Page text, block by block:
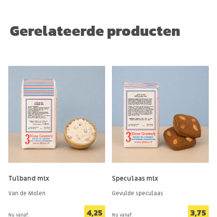
Gerelateerde producten
Tulband mix
Van de Molen
Nu vanaf: 4,25
Speculaas mix
Gevulde speculaas
Nu vanaf: 3,75